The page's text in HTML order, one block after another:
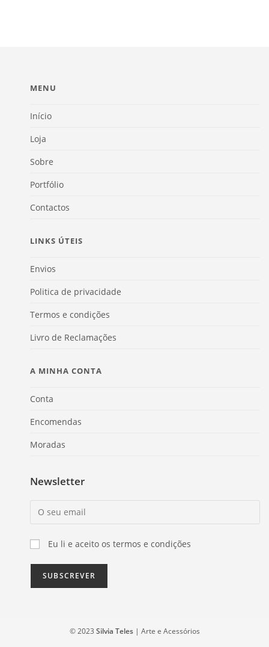
MENU
Início
Loja
Sobre
Portfólio
Contactos
LINKS ÚTEIS
Envios
Politica de privacidade
Termos e condições
Livro de Reclamações
A MINHA CONTA
Conta
Encomendas
Moradas
Newsletter
Eu li e aceito os termos e condições
© 2023 Silvia Teles| Arte e Acessórios